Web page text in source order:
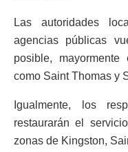
Las autoridades
agencias públicas
posible,
como Saint Thomas y
Igualmente, los
restaurarán el
zonas de Kingston,